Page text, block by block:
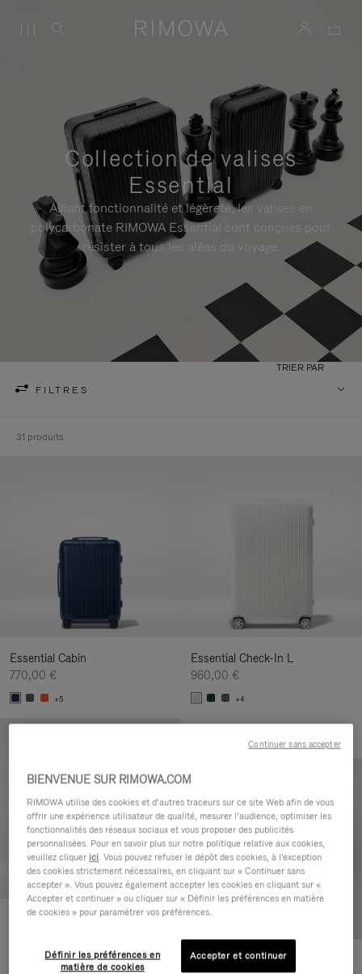
Collection de valises
Essential
Alliant fonctionnalité et légèreté, les valises en
polycarbonate RIMOWA Essential sont conçues pour
résister à tous les aléas du voyage.
FILTRES
TRIER PAR
31 produits
Essential Cabin
770,00 €
+5
Essential Check-In L
960,00 €
+4
Essential Check-In M
+1
BIENVENUE SUR RIMOWA.COM
RIMOWA utilise des cookies et d’autres traceurs sur ce site Web afin de vous
offrir une expérience utilisateur de qualité, mesurer l’audience, optimiser les
fonctionnalités des réseaux sociaux et vous proposer des publicités
personnalisées. Pour en savoir plus sur notre politique relative aux cookies,
veuillez cliquer ici. Vous pouvez refuser le dépôt des cookies, à l'exception
des cookies strictement nécessaires, en cliquant sur « Continuer sans
accepter ». Vous pouvez également accepter les cookies en cliquant sur «
Accepter et continuer » ou cliquer sur « Définir les préférences en matière
de cookies » pour paramétrer vos préférences.
Définir les préférences en
matière de cookies
Accepter et continuer
Continuer sans accepter